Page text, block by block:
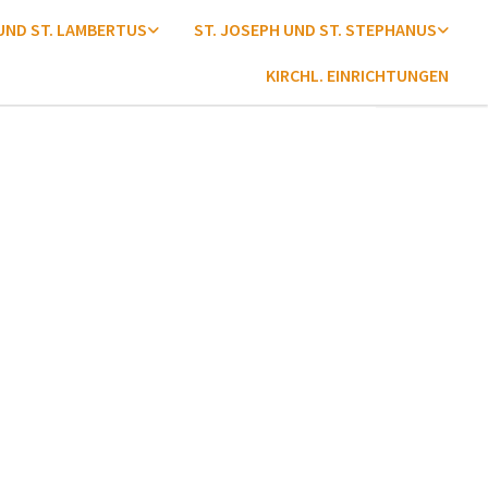
ST. LAMBERTUS ST. JOSEPH UND ST. STEPHANUS
KIRCHL. EINRICHTUNGEN